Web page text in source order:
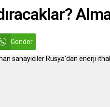
Gönder